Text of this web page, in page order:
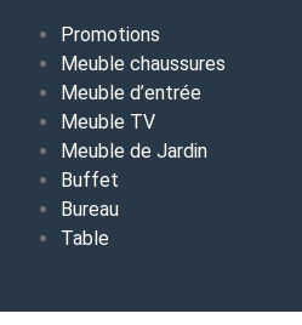
Promotions
Meuble chaussures
Meuble d’entrée
Meuble TV
Meuble de Jardin
Buffet
Bureau
Table